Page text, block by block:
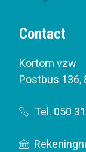
Contact
Kortom vzw
Postbus 136,
Tel. 050